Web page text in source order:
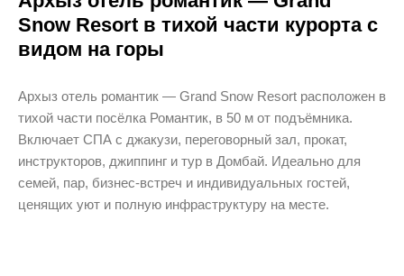
Snow Resort в тихой части курорта с
видом на горы
Архыз отель романтик — Grand Snow Resort расположен в
тихой части посёлка Романтик, в 50 м от подъёмника.
Включает СПА с джакузи, переговорный зал, прокат,
инструкторов, джиппинг и тур в Домбай. Идеально для
семей, пар, бизнес-встреч и индивидуальных гостей,
ценящих уют и полную инфраструктуру на месте.